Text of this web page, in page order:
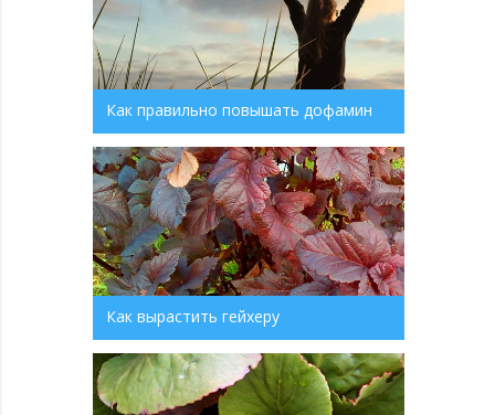
Как правильно повышать дофамин
Как вырастить гейхеру